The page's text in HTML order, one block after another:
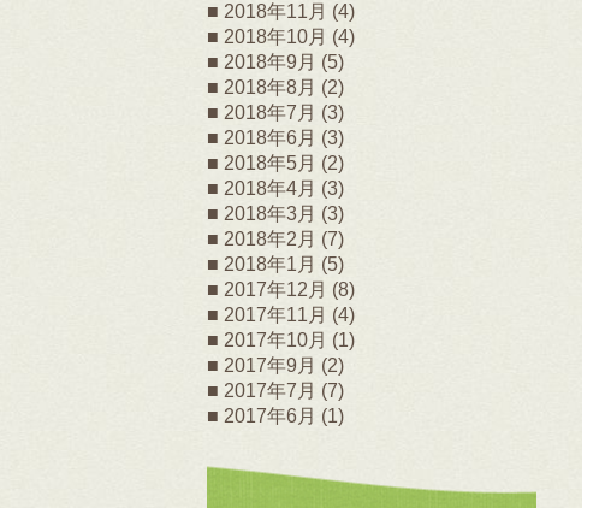
2018年11月 (4)
2018年10月 (4)
2018年9月 (5)
2018年8月 (2)
2018年7月 (3)
2018年6月 (3)
2018年5月 (2)
2018年4月 (3)
2018年3月 (3)
2018年2月 (7)
2018年1月 (5)
2017年12月 (8)
2017年11月 (4)
2017年10月 (1)
2017年9月 (2)
2017年7月 (7)
2017年6月 (1)